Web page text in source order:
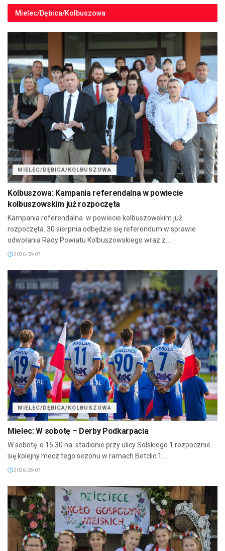
Mielec/Dębica/Kolbuszowa
MIELEC/DĘBICA/KOLBUSZOWA
Kolbuszowa: Kampania referendalna w powiecie
kolbuszowskim już rozpoczęta
Kampania referendalna w powiecie kolbuszowskim już
rozpoczęta. 30 sierpnia odbędzie się referendum w sprawie
odwołania Rady Powiatu Kolbuszowskiego wraz z...
2026-08-07
MIELEC/DĘBICA/KOLBUSZOWA
Mielec: W sobotę – Derby Podkarpacia
W sobotę o 15.30 na stadionie przy ulicy Solskiego 1 rozpocznie
się kolejny mecz tego sezonu w ramach Betclic 1....
2026-08-07